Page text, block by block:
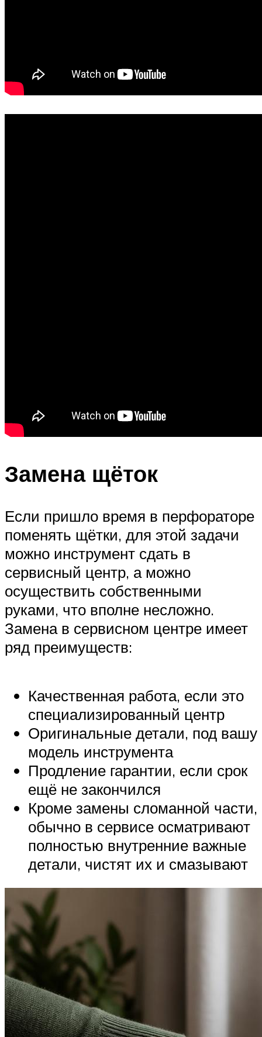
Замена щёток
Если пришло время в перфораторе
поменять щётки, для этой задачи
можно инструмент сдать в
сервисный центр, а можно
осуществить собственными
руками, что вполне несложно.
Замена в сервисном центре имеет
ряд преимуществ:
Качественная работа, если это
специализированный центр
Оригинальные детали, под вашу
модель инструмента
Продление гарантии, если срок
ещё не закончился
Кроме замены сломанной части,
обычно в сервисе осматривают
полностью внутренние важные
детали, чистят их и смазывают